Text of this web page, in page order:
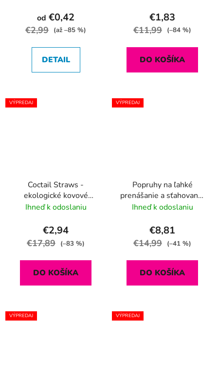
od €0,42
€2,99 (až –85 %)
DETAIL
€1,83
€11,99 (–84 %)
DO KOŠÍKA
VÝPREDAJ
Coctail Straws -
ekologické kovové
slamky 10 ks s kefkou
vrecúško
Ihneď k odoslaniu
€2,94
€17,89 (–83 %)
DO KOŠÍKA
VÝPREDAJ
Popruhy na ľahké
prenášanie a sťahovanie
2ks
Ihneď k odoslaniu
€8,81
€14,99 (–41 %)
DO KOŠÍKA
VÝPREDAJ VÝPREDAJ